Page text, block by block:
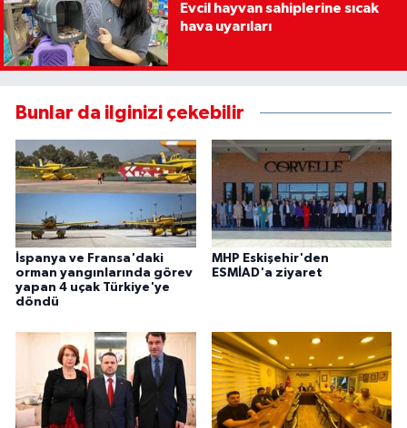
Evcil hayvan sahiplerine sıcak
hava uyarıları
Bunlar da ilginizi çekebilir
İspanya ve Fransa'daki
orman yangınlarında görev
yapan 4 uçak Türkiye'ye
döndü
MHP Eskişehir'den
ESMİAD'a ziyaret